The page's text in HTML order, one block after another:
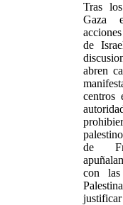
Tras
Gaza
de
abren
centros
de
con las